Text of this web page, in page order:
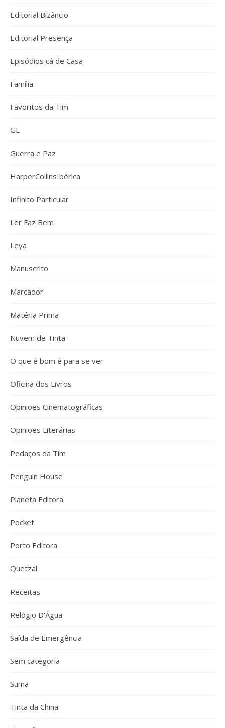
Editorial Bizâncio
Editorial Presença
Episódios cá de Casa
Família
Favoritos da Tim
GL
Guerra e Paz
HarperCollinsIbérica
Infinito Particular
Ler Faz Bem
Leya
Manuscrito
Marcador
Matéria Prima
Nuvem de Tinta
O que é bom é para se ver
Oficina dos Livros
Opiniões Cinematográficas
Opiniões Literárias
Pedaços da Tim
Penguin House
Planeta Editora
Pocket
Porto Editora
Quetzal
Receitas
Relógio D'Água
Saída de Emergência
Sem categoria
Suma
Tinta da China